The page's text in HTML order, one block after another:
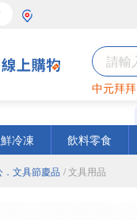
中元拜拜
冷凍 飲料零食
．文具節慶品 / 文具用品